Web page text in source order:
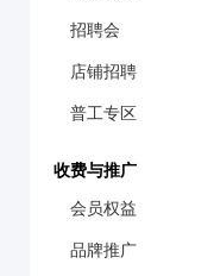
招聘会
店铺招聘
普工专区
收费与推广
会员权益
品牌推广